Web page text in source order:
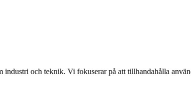
och teknik. Vi fokuserar på att tillhandahålla